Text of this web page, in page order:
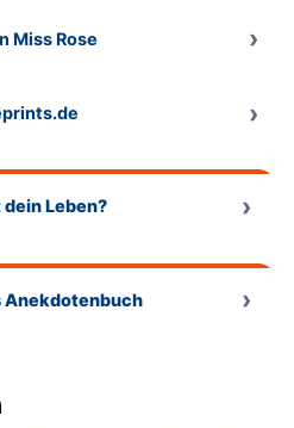
Miss Rose
Leben?
Anekdotenbuch